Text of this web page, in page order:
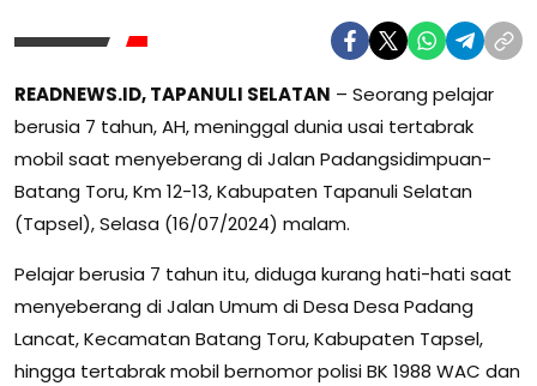
READNEWS.ID, TAPANULI SELATAN – Seorang pelajar
berusia 7 tahun, AH, meninggal dunia usai tertabrak
mobil saat menyeberang di Jalan Padangsidimpuan-
Batang Toru, Km 12-13, Kabupaten Tapanuli Selatan
(Tapsel), Selasa (16/07/2024) malam.
Pelajar berusia 7 tahun itu, diduga kurang hati-hati saat
menyeberang di Jalan Umum di Desa Desa Padang
Lancat, Kecamatan Batang Toru, Kabupaten Tapsel,
hingga tertabrak mobil bernomor polisi BK 1988 WAC dan